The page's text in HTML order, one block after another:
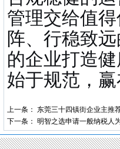
管理交给值
阵、行稳致
的企业打造
始于规范，
上一条： 东莞三十四镇街企业主推
下一条： 明智之选申请一般纳税人